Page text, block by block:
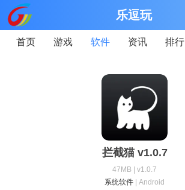
乐逗玩
首页 游戏 软件 资讯 排行
拦截猫 v1.0.7
47MB | v1.0.7
系统软件 | Android